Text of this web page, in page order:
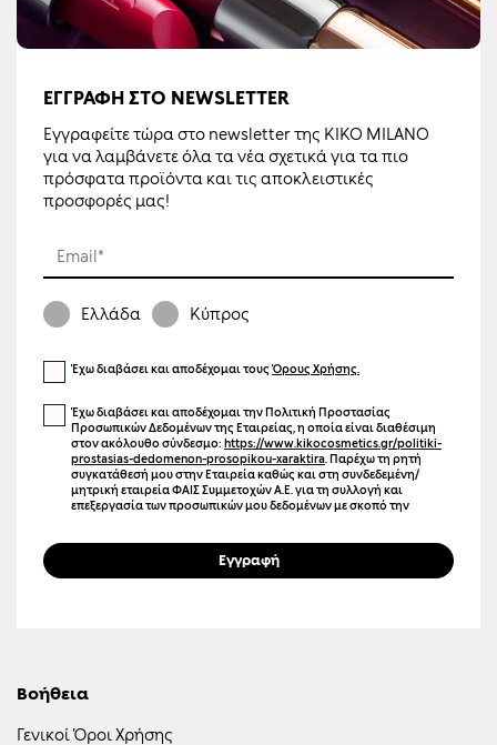
Βοήθεια
Γενικοί Όροι Χρήσης
ΕΓΓΡΑΦΉ ΣΤΟ NEWSLETTER
Εγγραφείτε τώρα στο newsletter της KIKO MILANO
για να λαμβάνετε όλα τα νέα σχετικά για τα πιο
πρόσφατα προϊόντα και τις αποκλειστικές
προσφορές μας!
Email*
Ελλάδα Κύπρος
Έχω διαβάσει και αποδέχομαι τους Όρους Χρήσης.
Έχω διαβάσει και αποδέχομαι την Πολιτική Προστασίας
Προσωπικών Δεδομένων της Εταιρείας, η οποία είναι διαθέσιμη
στον ακόλουθο σύνδεσμο: https://www.kikocosmetics.gr/politiki-
prostasias-dedomenon-prosopikou-xaraktira . Παρέχω τη ρητή
συγκατάθεσή μου στην Εταιρεία καθώς και στη συνδεδεμένη/
μητρική εταιρεία ΦΑΙΣ Συμμετοχών Α.Ε. για τη συλλογή και
επεξεργασία των προσωπικών μου δεδομένων με σκοπό την
μέσων ηλεκτρονικής επικοινωνίας. Η επικοινωνία αυτή μπορεί να
αφορά προϊόντα, υπηρεσίες, εκδηλώσεις, προσφορές,
προωθητικές ενέργειες, καθώς και προσωποποιημένο
Εγγραφή